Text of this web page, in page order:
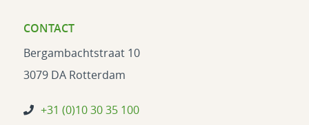
CONTACT
Bergambachtstraat 10
3079 DA Rotterdam
+31 (0)10 30 35 100